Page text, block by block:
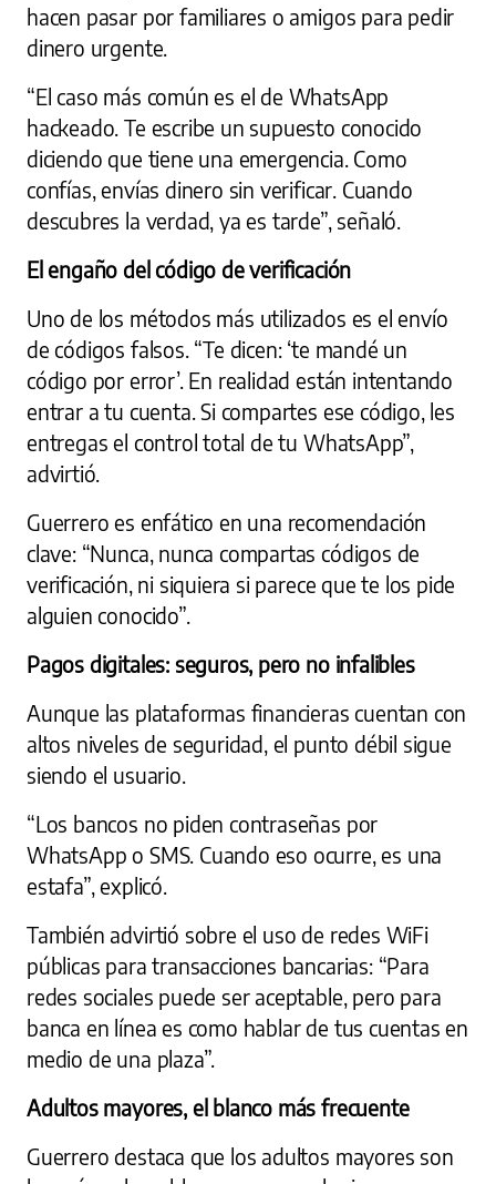
hacen pasar por familiares o amigos para pedir
dinero urgente.
“El caso más común es el de WhatsApp
hackeado. Te escribe un supuesto conocido
diciendo que tiene una emergencia. Como
confías, envías dinero sin verificar. Cuando
descubres la verdad, ya es tarde”, señaló.
El engaño del código de verificación
Uno de los métodos más utilizados es el envío
de códigos falsos. “Te dicen: ‘te mandé un
código por error’. En realidad están intentando
entrar a tu cuenta. Si compartes ese código, les
entregas el control total de tu WhatsApp”,
advirtió.
Guerrero es enfático en una recomendación
clave: “Nunca, nunca compartas códigos de
verificación, ni siquiera si parece que te los pide
alguien conocido”.
Pagos digitales: seguros, pero no infalibles
Aunque las plataformas financieras cuentan con
altos niveles de seguridad, el punto débil sigue
siendo el usuario.
“Los bancos no piden contraseñas por
WhatsApp o SMS. Cuando eso ocurre, es una
estafa”, explicó.
También advirtió sobre el uso de redes WiFi
públicas para transacciones bancarias: “Para
redes sociales puede ser aceptable, pero para
banca en línea es como hablar de tus cuentas en
medio de una plaza”.
Adultos mayores, el blanco más frecuente
Guerrero destaca que los adultos mayores son